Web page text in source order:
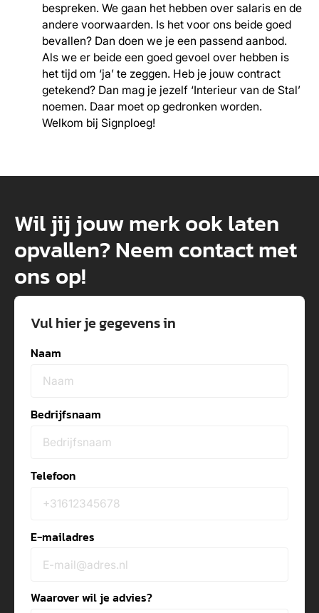
bespreken. We gaan het hebben over salaris en de
andere voorwaarden. Is het voor ons beide goed
bevallen? Dan doen we je een passend aanbod.
Als we er beide een goed gevoel over hebben is
het tijd om ‘ja’ te zeggen. Heb je jouw contract
getekend? Dan mag je jezelf ‘Interieur van de Stal’
noemen. Daar moet op gedronken worden.
Welkom bij Signploeg!
Wil jij jouw merk ook laten
opvallen? Neem contact met
ons op!
Vul hier je gegevens in
Naam
Bedrijfsnaam
Telefoon
E-mailadres
Waarover wil je advies?